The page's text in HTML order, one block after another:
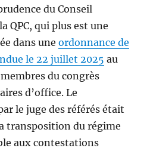
du Conseil
QPC, qui plus est une
dans uneordonnance de
le 22 juillet 2025 au
du congrès
d’office. Le
le juge des référés était
transposition du régime
aux contestations